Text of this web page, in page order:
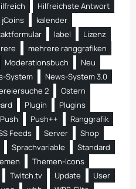
Hilfreichste Antwort
jCoins
kalender
label
Lizenz
mehrere ranggrafiken
Moderationsbuch
Neu
System
News-System 3.0
2
Ostern
Plugin
Plugins
Push Push++
Ranggrafik
Feeds Server
Shop
Sprachvariable
Standard
Themen-Icons
Twitch.tv Update
User